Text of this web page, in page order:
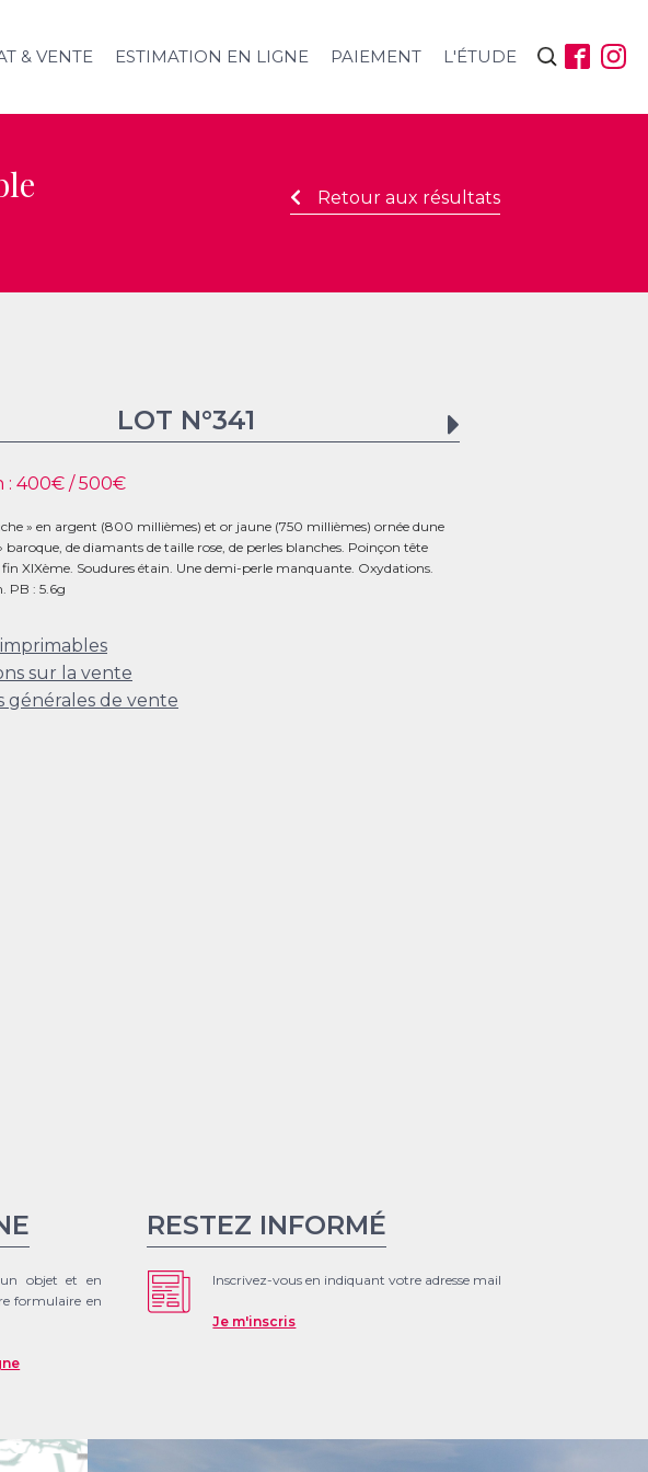
& VENTE ESTIMATION EN LIGNE PAIEMENT L'ÉTUDE Rechercher :
Retour aux résultats
LOT N°341
: 400€ /500€
» en argent (800 millièmes) et or jaune (750 millièmes) ornée dune
baroque, de diamants de taille rose, de perles blanches. Poinçon tête
fin XIXème. Soudures étain. Une demi-perle manquante. Oxydations.
PB : 5.6g
sur la vente
générales de vente
un objet et en
formulaire en
RESTEZ INFORMÉ
Inscrivez-vous en indiquant votre adresse mail
Je m'inscris